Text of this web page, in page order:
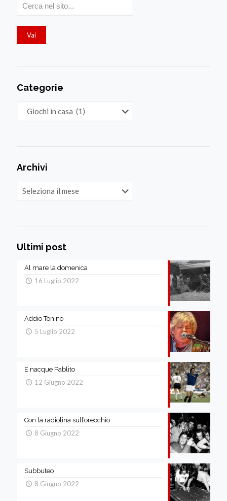
Categorie
Archivi
Ultimi post
Al mare la domenica
16 Luglio 2022
Addio Tonino
5 Luglio 2022
E nacque Pablito
12 Giugno 2022
Con la radiolina sull’orecchio
8 Giugno 2022
Subbuteo
8 Giugno 2022